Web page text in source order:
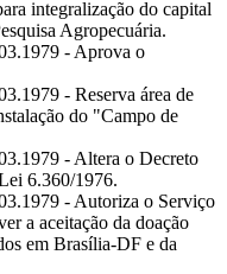
integralização do capital
Agropecuária.
- Aprova o
- Reserva área de
do "Campo de
- Altera o Decreto
6.360/1976.
- Autoriza o Serviço
a aceitação da doação
em Brasília-DF e da